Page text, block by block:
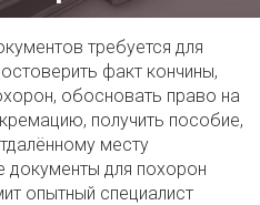
требуется для
факт кончины,
обосновать право на
получить пособие,
месту
для похорон
опытный специалист